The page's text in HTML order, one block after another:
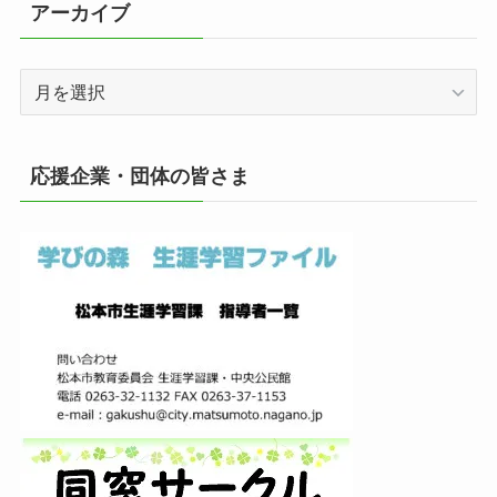
アーカイブ
イ
ブ
応援企業・団体の皆さま